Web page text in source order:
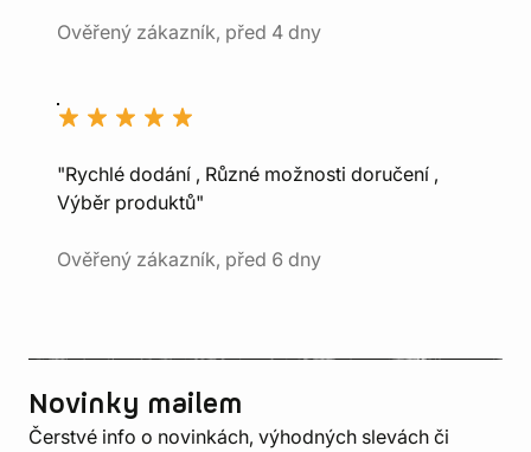
Ověřený zákazník, před 4 dny
"Rychlé dodání , Různé možnosti doručení ,
Výběr produktů"
Ověřený zákazník, před 6 dny
Novinky mailem
Čerstvé info o novinkách, výhodných slevách či